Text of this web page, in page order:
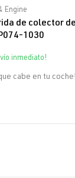
de 0 de 5
Engine
de colector
1030
inmediato!
cabe en tu coche!